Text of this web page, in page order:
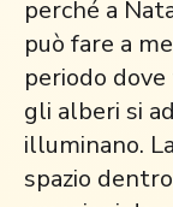
perché a
può fare a
periodo
gli alberi si
illuminano.
spazio